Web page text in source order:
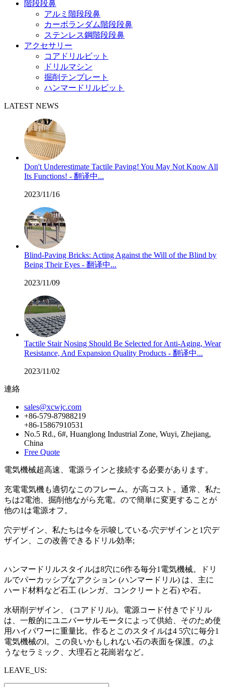
階段段鼻
アルミ階段段鼻
カーボランダム階段段鼻
ステンレス鋼階段段鼻
アクセサリー
コアドリルビット
ドリルマシン
掘削テンプレート
ハンマードリルビット
LATEST NEWS
Don't Underestimate Tactile Paving! You May Not Know All
Its Functions! - 翻译中...
2023/11/16
Blind-Paving Bricks: Acting Against the Will of the Blind by
Being Their Eyes - 翻译中...
2023/11/09
Tactile Stair Nosing Should Be Selected for Anti-Aging, Wear
Resistance, And Expansion Quality Products - 翻译中...
2023/11/02
連絡
sales@xcwjc.com
+86-579-87988219
+86-15867910531
No.5 Rd., 6#, Huanglong Industrial Zone, Wuyi, Zhejiang,
China
Free Quote
電気機械超高速、電源ラインと接続する必要があります。
充電電気機も適切なこのフレーム。が高コスト。通常、私た
ちは2電池、掘削他ながら充電。ので簡単に変更することが
他の1は電源オフ。
穴デザイン、私たちは今を示唆している-穴デザインと1穴デ
ザイン、この改善できるドリル効率;
ハンマードリルスタイルは8穴に6作る毎分1電気機械。ドリ
ルでパーカッシブなアクション (ハンマードリル) は、主に
ハード材料など石工 (レンガ、コンクリートと石) や石。
水研削デザイン、 (コアドリル)。電源コード付きでドリル
は、一般的にユニバーサルモータによって供給、そのため使
用ハイパワーに重量比。作るとこのスタイルは4 5穴に毎分1
電気機械のl。この良いかもしれない石の表面を保護。のよ
うなセラミック、大理石と花崗岩など。
LEAVE_US: